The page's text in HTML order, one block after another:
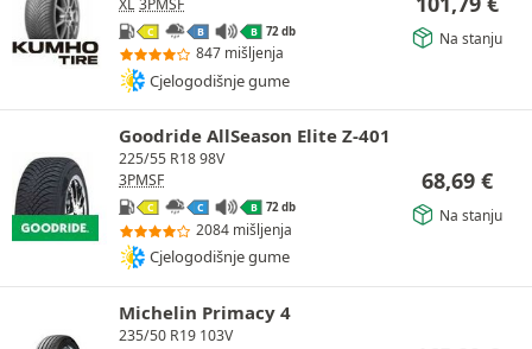
C B B 72 db
847 mišljenja
Cjelogodišnje gume
Na stanju
Goodride AllSeason Elite Z-401
225/55 R18 98V
3PMSF
C C B 72 db
2084 mišljenja
Cjelogodišnje gume
68,69 €
Na stanju
Michelin Primacy 4
235/50 R19 103V